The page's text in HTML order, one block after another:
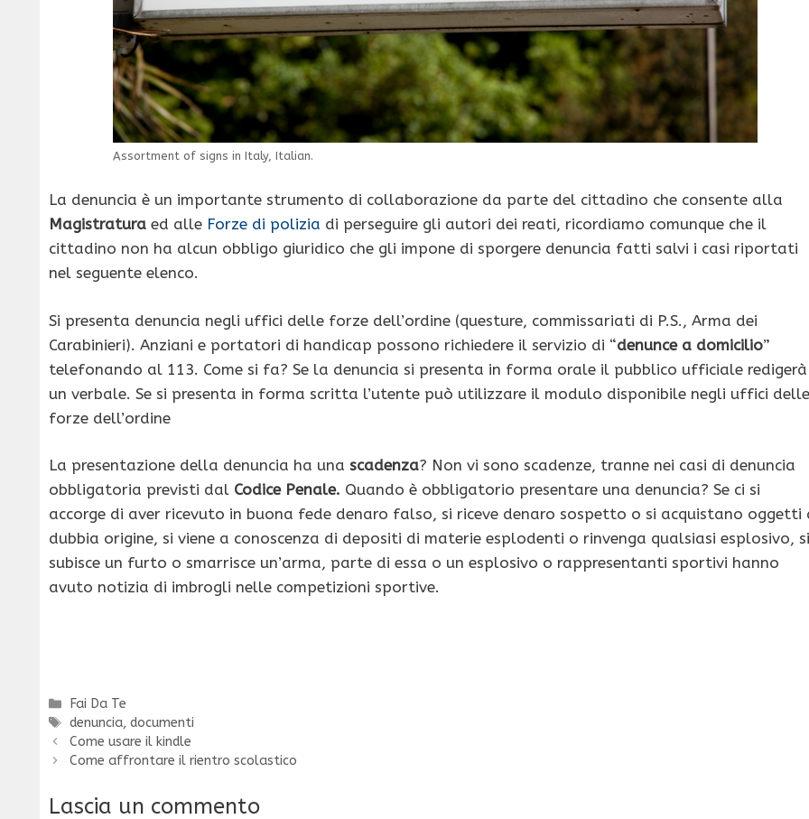
Assortment of signs in Italy, Italian.
La denuncia è un importante strumento di collaborazione da parte del cittadino che consente alla
Magistratura ed alle Forze di polizia di perseguire gli autori dei reati, ricordiamo comunque che il
cittadino non ha alcun obbligo giuridico che gli impone di sporgere denuncia fatti salvi i casi riportati
nel seguente elenco.
Si presenta denuncia negli uffici delle forze dell’ordine (questure, commissariati di P.S., Arma dei
Carabinieri). Anziani e portatori di handicap possono richiedere il servizio di “denunce a domicilio”
telefonando al 113. Come si fa? Se la denuncia si presenta in forma orale il pubblico ufficiale redigerà
un verbale. Se si presenta in forma scritta l’utente può utilizzare il modulo disponibile negli uffici delle
forze dell’ordine
La presentazione della denuncia ha una scadenza? Non vi sono scadenze, tranne nei casi di denuncia
obbligatoria previsti dal Codice Penale. Quando è obbligatorio presentare una denuncia? Se ci si
accorge di aver ricevuto in buona fede denaro falso, si riceve denaro sospetto o si acquistano oggetti
dubbia origine, si viene a conoscenza di depositi di materie esplodenti o rinvenga qualsiasi esplosivo, si
subisce un furto o smarrisce un’arma, parte di essa o un esplosivo o rappresentanti sportivi hanno
avuto notizia di imbrogli nelle competizioni sportive.
Categorie
Fai Da Te
Tag
denuncia,documenti
Come usare il kindle
Come affrontare il rientro scolastico
Lascia un commento